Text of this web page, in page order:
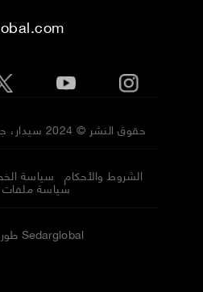
حقوق النشر © 2024 سيدار، جميع الحقوق محفوظة
سياسة الشروط والأحكام
سياسة ملفات
طور بواسطة Sedarglobal